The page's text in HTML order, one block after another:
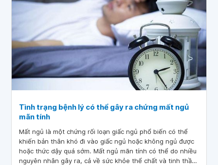
Tình trạng bệnh lý có thể gây ra chứng mất ngủ
mãn tính
Mất ngủ là một chứng rối loạn giấc ngủ phổ biến có thể
khiến bản thân khó đi vào giấc ngủ hoặc không ngủ được
hoặc thức dậy quá sớm. Mất ngủ mãn tính có thể do nhiều
nguyên nhân gây ra, cả về sức khỏe thể chất và tinh thần.